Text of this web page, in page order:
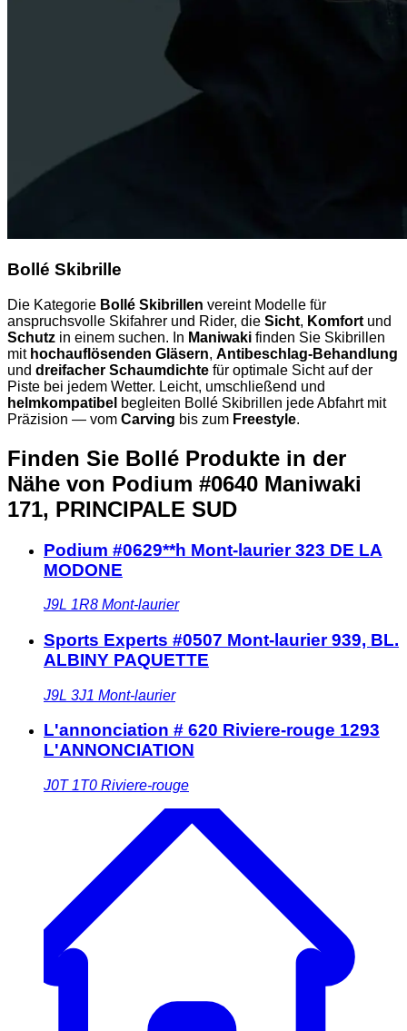
Bollé Skibrille
Die Kategorie Bollé Skibrillen vereint Modelle für
anspruchsvolle Skifahrer und Rider, die Sicht, Komfort und
Schutz in einem suchen. In Maniwaki finden Sie Skibrillen
mit hochauflösenden Gläsern, Antibeschlag-Behandlung
und dreifacher Schaumdichte für optimale Sicht auf der
Piste bei jedem Wetter. Leicht, umschließend und
helmkompatibel begleiten Bollé Skibrillen jede Abfahrt mit
Präzision — vom Carving bis zum Freestyle.
Finden Sie Bollé Produkte in der
Nähe von Podium #0640 Maniwaki
171, PRINCIPALE SUD
Podium #0629**h Mont-laurier 323 DE LA
MODONE
J9L 1R8 Mont-laurier
Sports Experts #0507 Mont-laurier 939, BL.
ALBINY PAQUETTE
J9L 3J1 Mont-laurier
L'annonciation # 620 Riviere-rouge 1293
L'ANNONCIATION
J0T 1T0 Riviere-rouge